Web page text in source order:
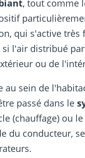
, tout comme
qui s'active très
l'air distribué
ou de
au sein de
passé dans le
(chauffage) ou
du conducteur,